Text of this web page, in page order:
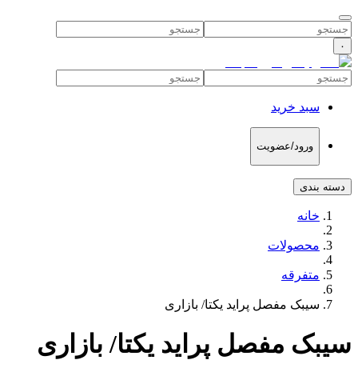
۰
سبد خرید
ورود/عضویت
دسته بندی
خانه
محصولات
متفرقه
سیبک مفصل پراید یکتا/ بازاری
سیبک مفصل پراید یکتا/ بازاری